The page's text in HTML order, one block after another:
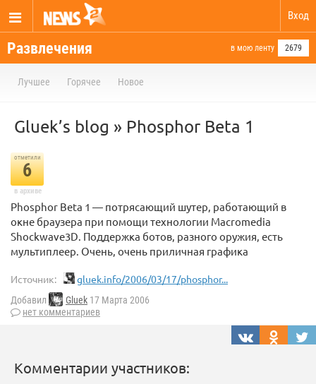
Вход
Развлечения в мою ленту 2679
Лучшее Горячее Новое
Gluek’s blog » Phosphor Beta 1
отметили
6
в архиве
Phosphor Beta 1 — потрясающий шутер, работающий в
окне браузера при помощи технологии Macromedia
Shockwave3D. Поддержка ботов, разного оружия, есть
мультиплеер. Очень, очень приличная графика
Источник: gluek.info/2006/03/17/phosphor...
Добавил Gluek 17 Марта 2006
нет комментариев
Комментарии участников: